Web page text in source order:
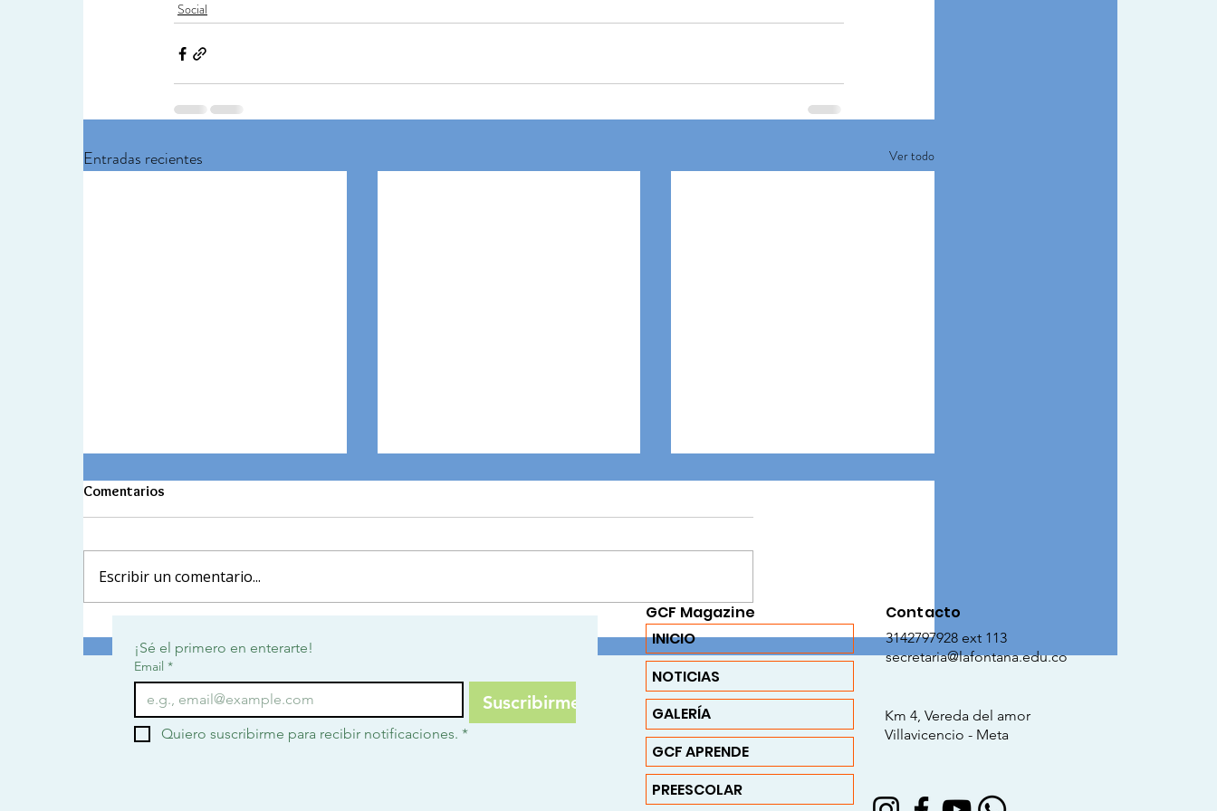
Social
Entradas recientes Ver todo
Un trato por el buen trato: Una
semana para sembrar valores
desde el corazón
Tejiendo Lazos, Construyendo
Building Workshop con Sentido
Social
EXPERIENCIAS ESCOLARES
SIGNIFICATIVAS PARA EL
DESARROLLO
SOCIOEMOCIONAL DE LOS
ESTUDIANTES
Comentarios
Escribir un comentario...
¡Sé el primero en enterarte!
Email *
Suscribirme
Quiero suscribirme para recibir notificaciones. *
GCF Magazine
INICIO
NOTICIAS
GALERÍA
GCF APRENDE
PREESCOLAR
Contacto
3142797928 ext 113
secretaria@lafontana.edu.co
Km 4, Vereda del amor
Villavicencio - Meta